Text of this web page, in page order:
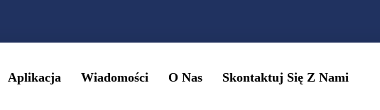
Aplikacja Wiadomości O Nas Skontaktuj Się Z Nami